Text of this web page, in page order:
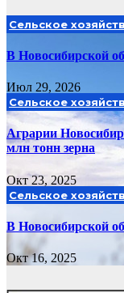
Сельское
В Новосибирской
Июл 29, 2026
Сельское
Аграрии
млн тонн зерна
Окт 23, 2025
Сельское
В Новосибирской
Окт 16, 2025